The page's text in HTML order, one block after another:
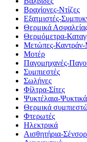
Βραχίονες-Ντίζες
Εξατμιστές-
Θερμικά
Θερμόμετρα-
Μετώπες-
Μοτέρ
Παγομηχανές-
Συμπιεστές
Σωλήνες
Φίλτρα-Σίτες
Ψυκτέλαια-
Θερμικά
Φτερωτές
Ηλεκτρικά
Αισθητήρια-